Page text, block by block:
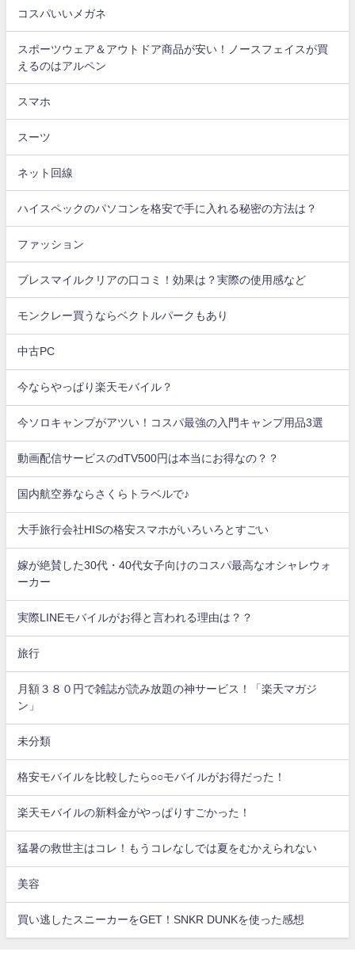
コスパいいメガネ
スポーツウェア＆アウトドア商品が安い！ノースフェイスが買
えるのはアルペン
スマホ
スーツ
ネット回線
ハイスペックのパソコンを格安で手に入れる秘密の方法は？
ファッション
ブレスマイルクリアの口コミ！効果は？実際の使用感など
モンクレー買うならベクトルパークもあり
中古PC
今ならやっぱり楽天モバイル？
今ソロキャンプがアツい！コスパ最強の入門キャンプ用品3選
動画配信サービスのdTV500円は本当にお得なの？？
国内航空券ならさくらトラベルで♪
大手旅行会社HISの格安スマホがいろいろとすごい
嫁が絶賛した30代・40代女子向けのコスパ最高なオシャレウォ
ーカー
実際LINEモバイルがお得と言われる理由は？？
旅行
月額３８０円で雑誌が読み放題の神サービス！「楽天マガジ
ン」
未分類
格安モバイルを比較したら○○モバイルがお得だった！
楽天モバイルの新料金がやっぱりすごかった！
猛暑の救世主はコレ！もうコレなしでは夏をむかえられない
美容
買い逃したスニーカーをGET！SNKR DUNKを使った感想